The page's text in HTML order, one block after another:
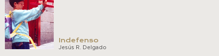
Indefenso
Jesús R. Delgado